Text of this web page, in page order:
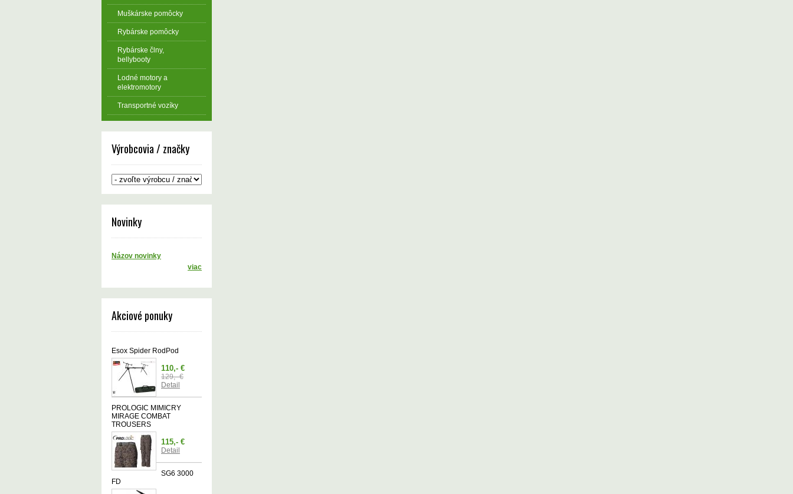
Muškárske pomôcky
Rybárske pomôcky
Rybárske člny,
bellybooty
Lodné motory a
elektromotory
Transportné vozíky
Výrobcovia / značky
Novinky
Názov novinky
viac
Akciové ponuky
Esox Spider RodPod
110,- €
129,- €
Detail
PROLOGIC MIMICRY
MIRAGE COMBAT
TROUSERS
115,- €
Detail
SG6 3000
FD